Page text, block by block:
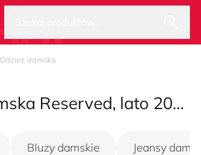
Odzież damska
Odzież damska Reserved, lato 2026
Bluzy damskie Jeansy